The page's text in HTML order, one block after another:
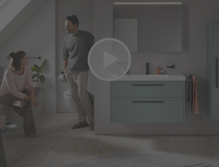
YouTube Video service!
We use a third party service to embed video
content that may collect data about your activity.
Please review the details and accept the service
to watch this video.
More Information